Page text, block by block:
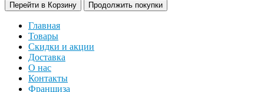
Перейти в Корзину Продолжить покупки
Главная
Товары
Скидки и акции
Доставка
О нас
Контакты
Франшиза